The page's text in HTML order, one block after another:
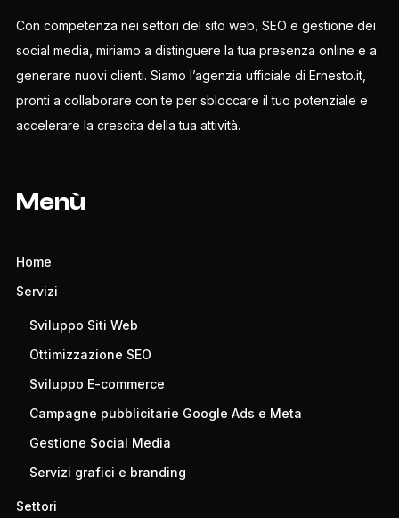
Con competenza nei settori del sito web, SEO e gestione dei
social media, miriamo a distinguere la tua presenza online e a
generare nuovi clienti. Siamo l’agenzia ufficiale di Ernesto.it,
pronti a collaborare con te per sbloccare il tuo potenziale e
accelerare la crescita della tua attività.
Menù
Home
Servizi
Sviluppo Siti Web
Ottimizzazione SEO
Sviluppo E-commerce
Campagne pubblicitarie Google Ads e Meta
Gestione Social Media
Servizi grafici e branding
Settori